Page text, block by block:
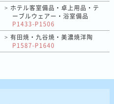
> ホテル客室備品・卓上用品・テ
ーブルウェアー・浴室備品
P1433-P1506
> 有田焼・九谷焼・美濃焼洋陶
P1587-P1640